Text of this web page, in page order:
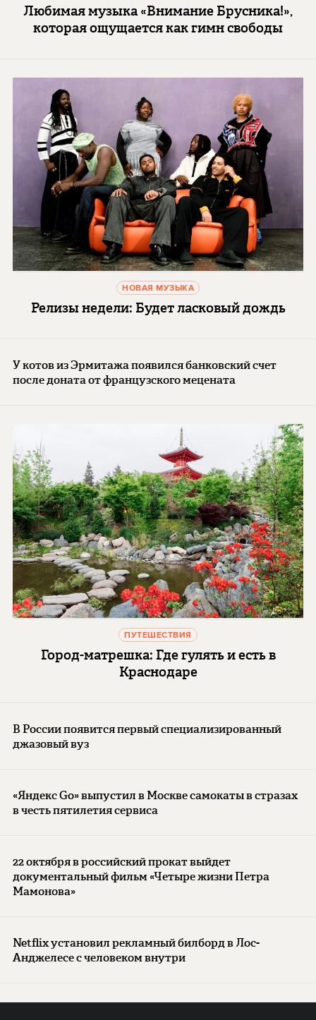
Любимая музыка «Внимание Брусника!»,
которая ощущается как гимн свободы
НОВАЯ МУЗЫКА
Релизы недели: Будет ласковый дождь
У котов из Эрмитажа появился банковский счет
после доната от французского мецената
ПУТЕШЕСТВИЯ
Город-матрешка: Где гулять и есть в
Краснодаре
В России появится первый специализированный
джазовый вуз
«Яндекс Go» выпустил в Москве самокаты в стразах
в честь пятилетия сервиса
22 октября в российский прокат выйдет
документальный фильм «Четыре жизни Петра
Мамонова»
Netflix установил рекламный билборд в Лос-
Анджелесе с человеком внутри